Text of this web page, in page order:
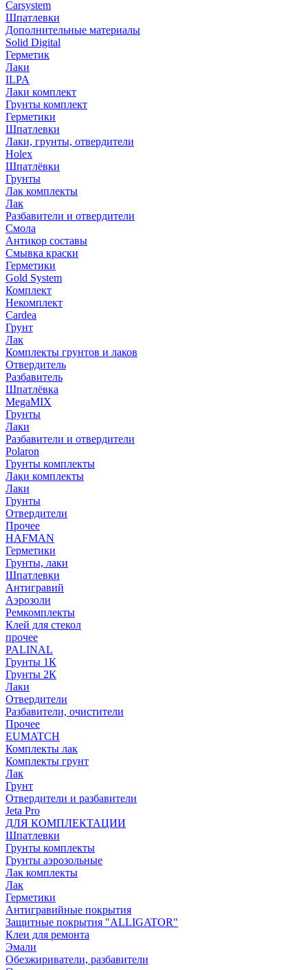
Carsystem
Шпатлевки
Дополнительные материалы
Solid Digital
Герметик
Лаки
ILPA
Лаки комплект
Грунты комплект
Герметики
Шпатлевки
Лаки, грунты, отвердители
Holex
Шпатлёвки
Грунты
Лак комплекты
Лак
Разбавители и отвердители
Смола
Антикор составы
Смывка краски
Герметики
Gold System
Комплект
Некомплект
Cardea
Грунт
Лак
Комплекты грунтов и лаков
Отвердитель
Разбавитель
Шпатлёвка
MegaMIX
Грунты
Лаки
Разбавители и отвердители
Polaron
Грунты комплекты
Лаки комплекты
Лаки
Грунты
Отвердители
Прочее
HAFMAN
Герметики
Грунты, лаки
Шпатлевки
Антигравий
Аэрозоли
Ремкомплекты
Клей для стекол
прочее
PALINAL
Грунты 1К
Грунты 2К
Лаки
Отвердители
Разбавители, очистители
Прочее
EUMATCH
Комплекты лак
Комплекты грунт
Лак
Грунт
Отвердители и разбавители
Jeta Pro
ДЛЯ КОМПЛЕКТАЦИИ
Шпатлевки
Грунты комплекты
Грунты аэрозольные
Лак комплекты
Лак
Герметики
Антигравийные покрытия
Защитные покрытия "ALLIGATOR"
Клеи для ремонта
Эмали
Обезжириватели, разбавители